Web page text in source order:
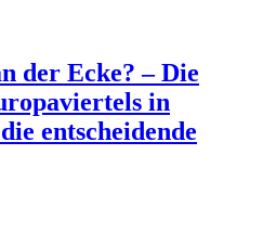
der Ecke? – Die
in
entscheidende